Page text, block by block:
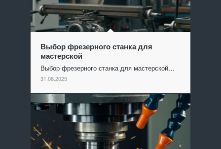
Выбор фрезерного станка для
мастерской
Выбор фрезерного станка для мастерской…
31.08.2025